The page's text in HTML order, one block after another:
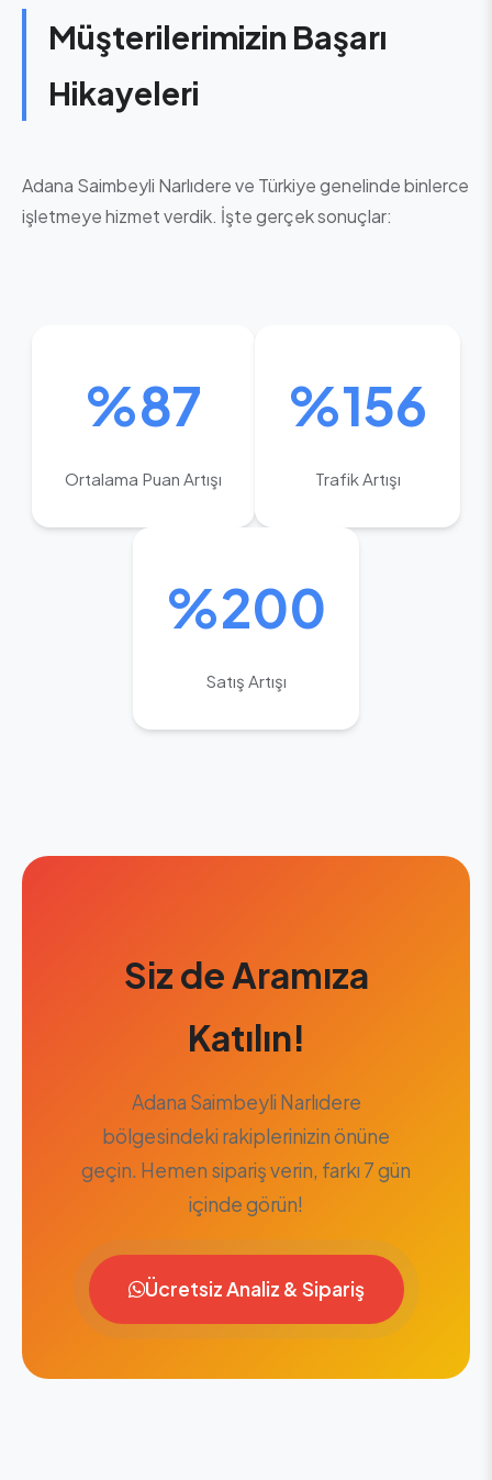
Müşterilerimizin Başarı
Hikayeleri
Adana Saimbeyli Narlıdere ve Türkiye genelinde binlerce
işletmeye hizmet verdik. İşte gerçek sonuçlar:
%87
Ortalama Puan Artışı
%156
Trafik Artışı
%200
Satış Artışı
Siz de Aramıza
Katılın!
Adana Saimbeyli Narlıdere
bölgesindeki rakiplerinizin önüne
geçin. Hemen sipariş verin, farkı 7 gün
içinde görün!
Ücretsiz Analiz & Sipariş